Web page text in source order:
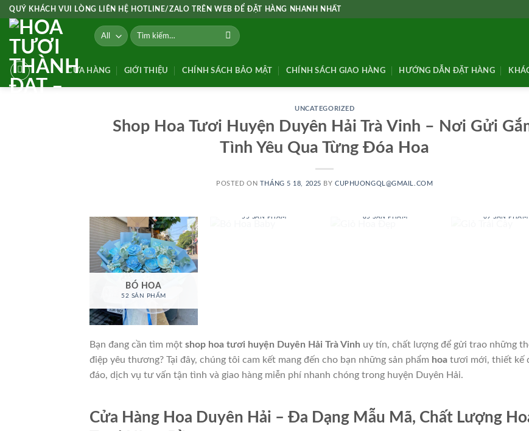
Skip
content
QUÝ KHÁCH VUI LÒNG LIÊN HỆ HOTLINE/ZALO TRÊN WEB ĐỂ ĐẶT HÀNG NHANH NHẤT
Tìm
kiếm:
CỬA HÀNG GIỚI THIỆU CHÍNH SÁCH BẢO MẬT CHÍNH SÁCH GIAO HÀNG HƯỚNG DẪN ĐẶT HÀNG
UNCATEGORIZED
Shop Hoa Tươi Huyện Duyên Hải Trà Vinh – Nơi Gửi
Tình Yêu Qua Từng Đóa Hoa
POSTED ON THÁNG 5 18, 2025 BYCUPHUONGQL@GMAIL.COM
BÓ HOA
52 SẢN PHẨM
55 SẢN PHẨM 85 SẢN PHẨM 69 SẢN PHẨM
Bạn đang cần tìm một shop hoa tươi huyện Duyên Hải Trà Vinh uy tín, chất lượng để gửi trao những
điệp yêu thương? Tại đây, chúng tôi cam kết mang đến cho bạn những sản phẩm hoa tươi mới, thiết kế
đáo, dịch vụ tư vấn tận tình và giao hàng miễn phí nhanh chóng trong huyện Duyên Hải.
Cửa Hàng Hoa Duyên Hải – Đa Dạng Mẫu Mã, Chất Lượng